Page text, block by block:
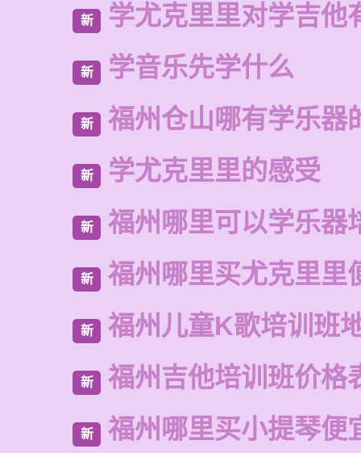
新 学尤克里里对学吉他
新 学音乐先学什么
新 福州仓山哪有学乐器
新 学尤克里里的感受
新 福州哪里可以学乐器
新 福州哪里买尤克里里
新 福州儿童K歌培训班
新 福州吉他培训班价格
新 福州哪里买小提琴便